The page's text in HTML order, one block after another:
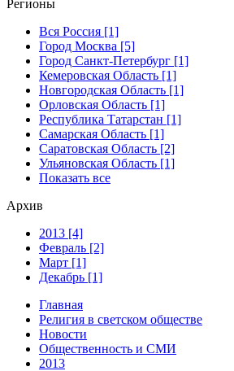
Регионы
Вся Россия [1]
Город Москва [5]
Город Санкт-Петербург [1]
Кемеровская Область [1]
Новгородская Область [1]
Орловская Область [1]
Республика Татарстан [1]
Самарская Область [1]
Саратовская Область [2]
Ульяновская Область [1]
Показать все
Архив
2013 [4]
Февраль [2]
Март [1]
Декабрь [1]
Главная
Религия в светском обществе
Новости
Общественность и СМИ
2013